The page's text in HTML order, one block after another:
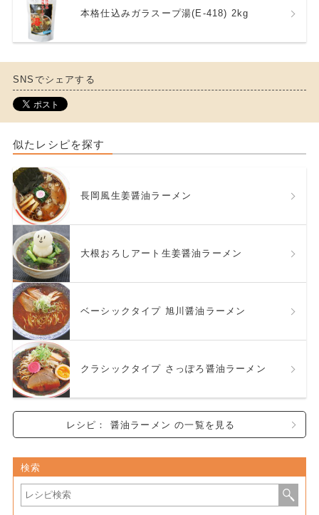
本格仕込みガラスープ湯(E-418) 2kg
SNSでシェアする
似たレシピを探す
長岡風生姜醤油ラーメン
大根おろしアート生姜醤油ラーメン
ベーシックタイプ 旭川醤油ラーメン
クラシックタイプ さっぽろ醤油ラーメン
レシピ： 醤油ラーメン の一覧を見る
検索